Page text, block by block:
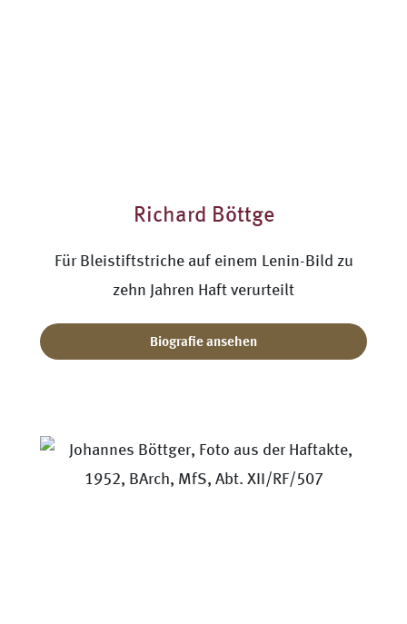
Richard Böttge
Für Bleistiftstriche auf einem Lenin-Bild zu
zehn Jahren Haft verurteilt
Biografie ansehen